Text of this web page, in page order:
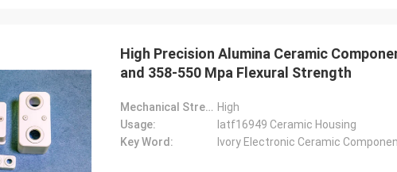
High Precision Alumina Ceramic
and 358-550 Mpa Flexural Strength
Mechanical Strength: High
Usage:
Iatf16949 Ceramic Housing
Key Word:
Ivory Electronic Ceramic